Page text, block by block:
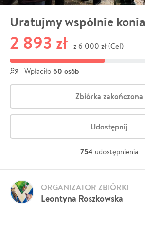
Uratujmy wspólnie konia
2 893 zł z 6 000 zł (Cel)
Wpłaciło 60 osób
Zbiórka zakończona
Udostępnij
754 udostępnienia
Leontyna Roszkowska
ORGANIZATOR ZBIÓRKI